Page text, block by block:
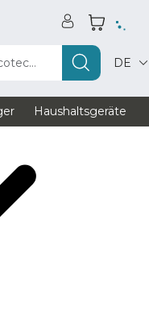
DE
Haushaltsgeräte